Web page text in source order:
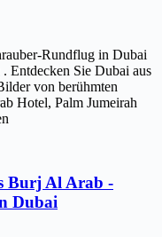
Rundflug in Dubai
Entdecken Sie Dubai aus
von berühmten
Hotel, Palm Jumeirah
Burj Al Arab -
Dubai